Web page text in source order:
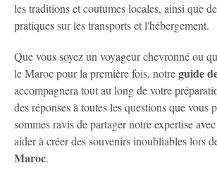
les traditions et coutumes locales, ainsi que
pratiques sur les transports et l'hébergement.
Que vous soyez un voyageur chevronné ou
le Maroc pour la première fois, notreguide
accompagnera tout au long de votre
des réponses à toutes les questions que vous
sommes ravis de partager notre expertise
aider à créer des souvenirs inoubliables lors
Maroc.